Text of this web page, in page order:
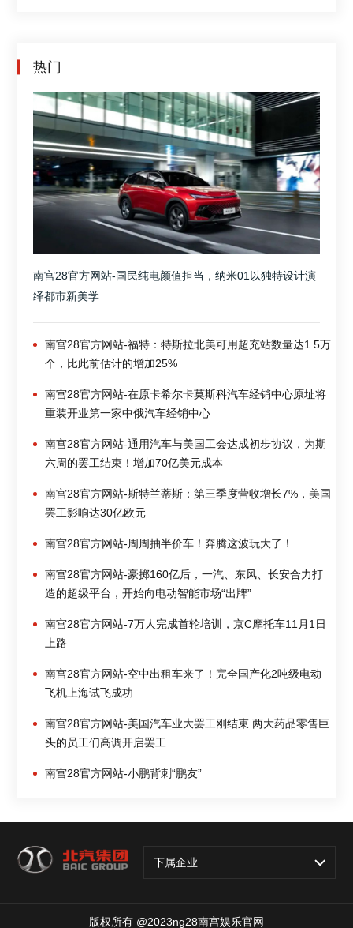
热门
南宫28官方网站-国民纯电颜值担当，纳米01以独特设计演
绎都市新美学
南宫28官方网站-福特：特斯拉北美可用超充站数量达1.5万
个，比此前估计的增加25%
南宫28官方网站-在原卡希尔卡莫斯科汽车经销中心原址将
重装开业第一家中俄汽车经销中心
南宫28官方网站-通用汽车与美国工会达成初步协议，为期
六周的罢工结束！增加70亿美元成本
南宫28官方网站-斯特兰蒂斯：第三季度营收增长7%，美国
罢工影响达30亿欧元
南宫28官方网站-周周抽半价车！奔腾这波玩大了！
南宫28官方网站-豪掷160亿后，一汽、东风、长安合力打
造的超级平台，开始向电动智能市场“出牌”
南宫28官方网站-7万人完成首轮培训，京C摩托车11月1日
上路
南宫28官方网站-空中出租车来了！完全国产化2吨级电动
飞机上海试飞成功
南宫28官方网站-美国汽车业大罢工刚结束 两大药品零售巨
头的员工们高调开启罢工
南宫28官方网站-小鹏背刺“鹏友”
下属企业
版权所有 @2023ng28南宫娱乐官网